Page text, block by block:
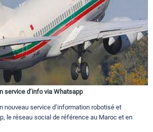
service d’info via Whatsapp
nouveau service d’information robotisé et
le réseau social de référence au Maroc et en